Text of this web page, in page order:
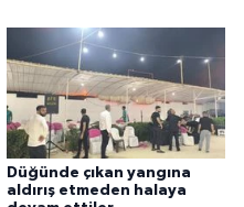
Düğünde çıkan yangına
aldırış etmeden halaya